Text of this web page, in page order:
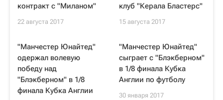
контракт с "Миланом"
22 августа 2017
клуб "Керала Бластерс"
15 августа 2017
"Манчестер Юнайтед"
одержал волевую
победу над
"Блэкберном" в 1/8
финала Кубка Англии
"Манчестер Юнайтед"
сыграет с "Блэкберном"
в 1/8 финала Кубка
Англии по футболу
30 января 2017